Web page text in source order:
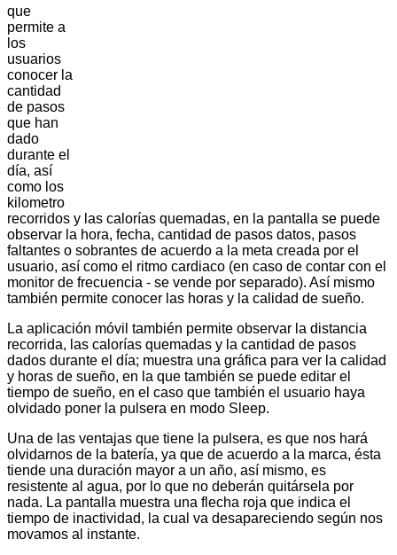
que
permite a
los
usuarios
conocer la
cantidad
de pasos
que han
dado
durante el
día, así
como los
kilometro
recorridos y las calorías quemadas, en la pantalla se puede
observar la hora, fecha, cantidad de pasos datos, pasos
faltantes o sobrantes de acuerdo a la meta creada por el
usuario, así como el ritmo cardiaco (en caso de contar con el
monitor de frecuencia - se vende por separado). Así mismo
también permite conocer las horas y la calidad de sueño.
La aplicación móvil también permite observar la distancia
recorrida, las calorías quemadas y la cantidad de pasos
dados durante el día; muestra una gráfica para ver la calidad
y horas de sueño, en la que también se puede editar el
tiempo de sueño, en el caso que también el usuario haya
olvidado poner la pulsera en modo Sleep.
Una de las ventajas que tiene la pulsera, es que nos hará
olvidarnos de la batería, ya que de acuerdo a la marca, ésta
tiende una duración mayor a un año, así mismo, es
resistente al agua, por lo que no deberán quitársela por
nada. La pantalla muestra una flecha roja que indica el
tiempo de inactividad, la cual va desapareciendo según nos
movamos al instante.